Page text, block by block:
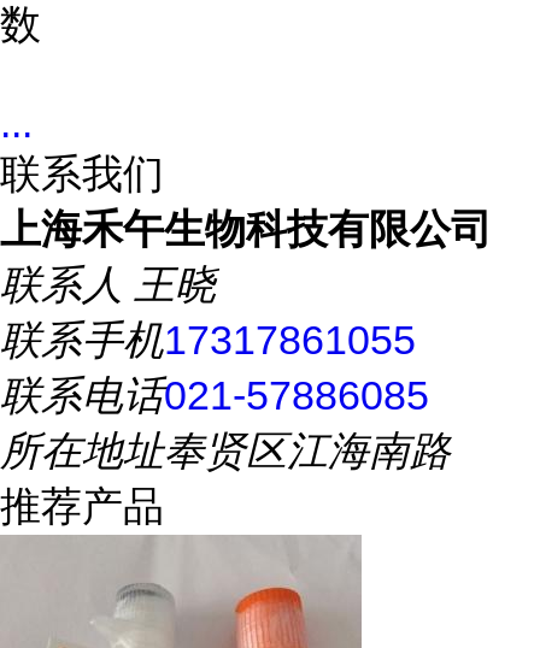
数
...
联系我们
上海禾午生物科技有限公司
联系人 王晓
联系手机17317861055
联系电话021-57886085
所在地址奉贤区江海南路
推荐产品